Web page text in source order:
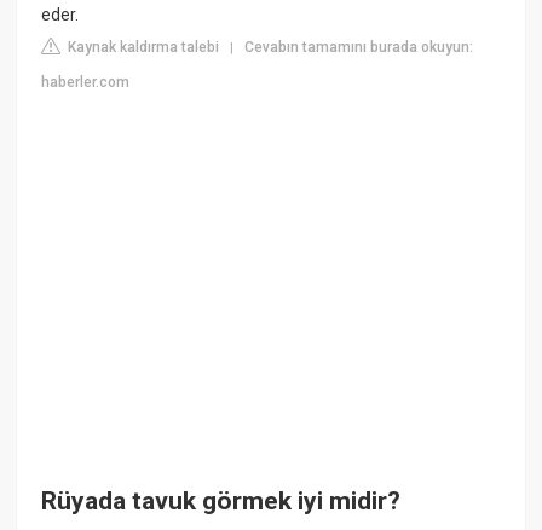
eder.
Kaynak kaldırma talebi |Cevabın tamamını burada okuyun:
haberler.com
Rüyada tavuk görmek iyi midir?